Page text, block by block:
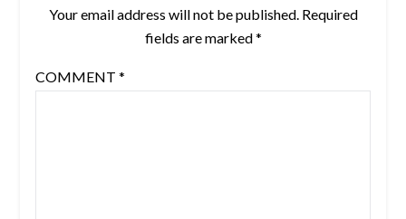
Your email address will not be published. Required
fields are marked*
COMMENT *